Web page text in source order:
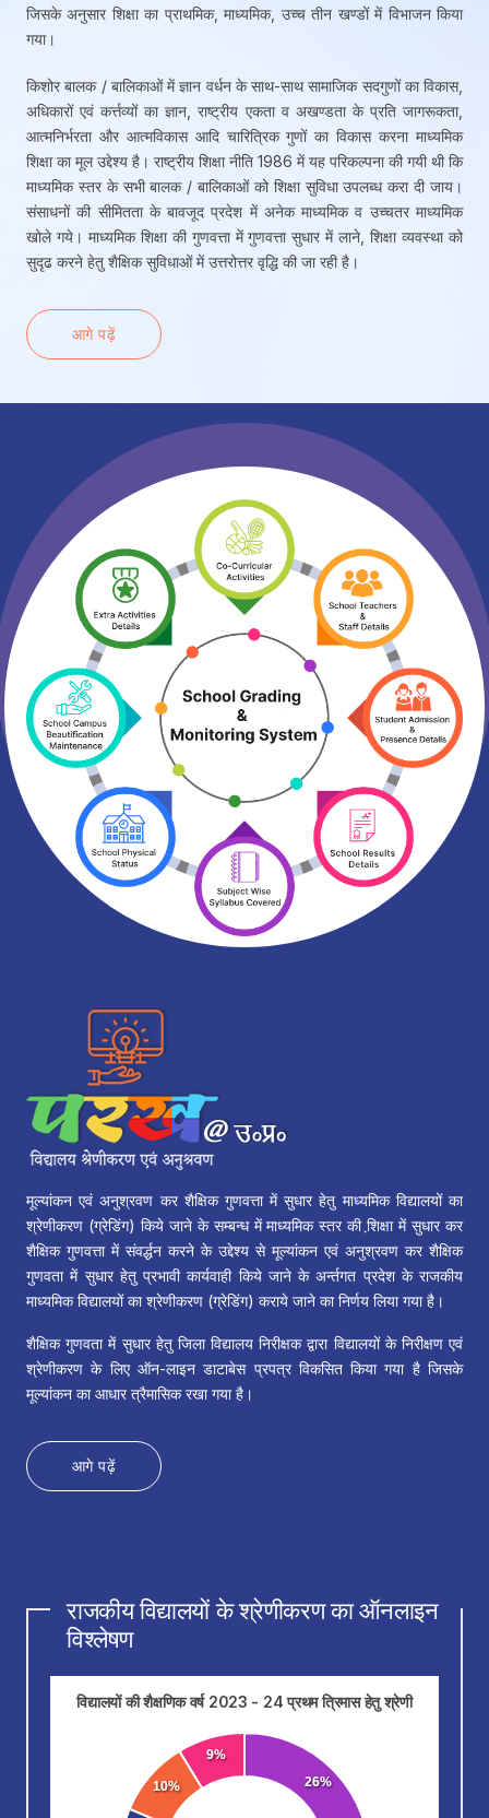
जिसके अनुसार शिक्षा का प्राथमिक, माध्यमिक, उच्च तीन खण्डों में विभाजन किया
गया।
किशोर बालक / बालिकाओं में ज्ञान वर्धन के साथ-साथ सामाजिक सदगुणों का विकास,
अधिकारों एवं कर्त्तव्यों का ज्ञान, राष्ट्रीय एकता व अखण्डता के प्रति जागरूकता,
आत्मनिर्भरता और आत्मविकास आदि चारित्रिक गुणों का विकास करना माध्यमिक
शिक्षा का मूल उद्देश्य है। राष्ट्रीय शिक्षा नीति 1986 में यह परिकल्पना की गयी थी कि
माध्यमिक स्तर के सभी बालक / बालिकाओं को शिक्षा सुविधा उपलब्ध करा दी जाय।
संसाधनों की सीमितता के बावजूद प्रदेश में अनेक माध्यमिक व उच्चतर माध्यमिक
खोले गये। माध्यमिक शिक्षा की गुणवत्ता में गुणवत्ता सुधार में लाने, शिक्षा व्यवस्था को
सुदृढ करने हेतु शैक्षिक सुविधाओं में उत्तरोत्तर वृद्धि की जा रही है।
आगे पढ़ें
मूल्यांकन एवं अनुश्रवण कर शैक्षिक गुणवत्ता में सुधार हेतु माध्यमिक विद्यालयों का
श्रेणीकरण (ग्रेडिंग) किये जाने के सम्बन्ध में माध्यमिक स्तर की शि़क्षा में सुधार कर
शैक्षिक गुणवत्ता में संवर्द्धन करने के उद्देश्य से मूल्यांकन एवं अनुश्रवण कर शैक्षिक
गुणवता में सुधार हेतु प्रभावी कार्यवाही किये जाने के अर्न्तगत प्रदेश के राजकीय
माध्यमिक विद्यालयों का श्रेणीकरण (ग्रेडिंग) कराये जाने का निर्णय लिया गया है।
शैक्षिक गुणवता में सुधार हेतु जिला विद्यालय निरीक्षक द्वारा विद्यालयों के निरीक्षण एवं
श्रेणीकरण के लिए ऑन-लाइन डाटाबेस प्रपत्र विकसित किया गया है जिसके
मूल्यांकन का आधार त्रैमासिक रखा गया है।
आगे पढ़ें
राजकीय विद्यालयों के श्रेणीकरण का ऑनलाइन
विश्लेषण
विद्यालयों की शैक्षणिक वर्ष 2023 - 24 प्रथम त्रिमास हेतु श्रेणी
26%
10%
9%